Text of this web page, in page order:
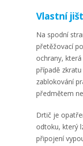
Vlastní
Na spodní
přetěžovací
ochrany,
případě
zablokování
předmětem
Drtič je
odtoku, který
připojení